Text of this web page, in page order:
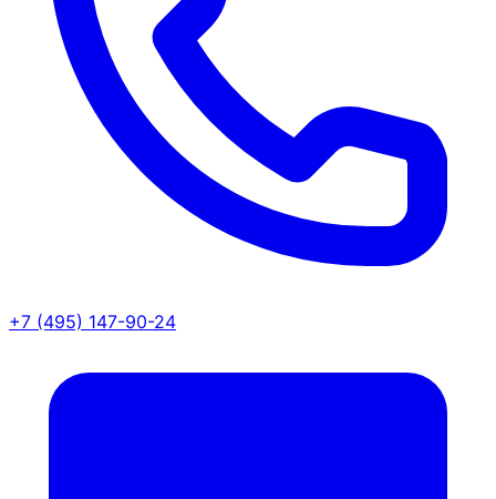
+7 (495) 147-90-24